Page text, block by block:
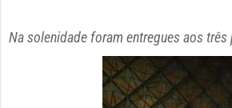
Na solenidade foram entregues aos